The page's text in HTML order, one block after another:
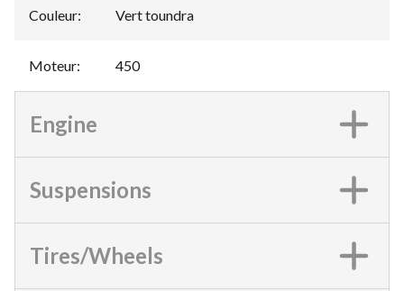
Couleur: Vert toundra
Moteur: 450
Engine
Suspensions
Tires/Wheels